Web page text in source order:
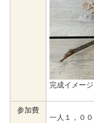
完成イメージ
参加費
一人１，０